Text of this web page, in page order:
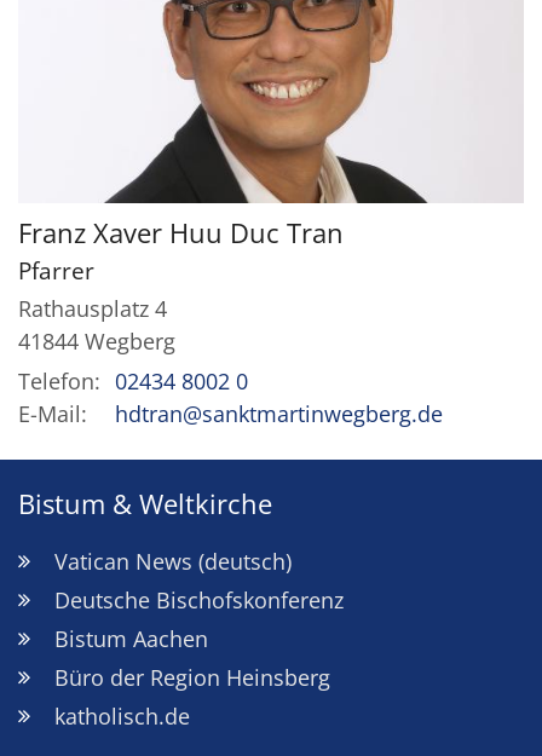
Franz Xaver Huu Duc Tran
Pfarrer
Rathausplatz 4
41844 Wegberg
Telefon: 02434 8002 0
E-Mail:
hdtran@sanktmartinwegberg.de
Bistum & Weltkirche
Vatican News (deutsch)
Deutsche Bischofskonferenz
Bistum Aachen
Büro der Region Heinsberg
katholisch.de